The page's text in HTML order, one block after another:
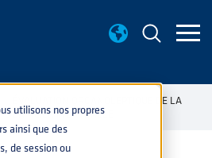
utilisons nos propres
ainsi que des
de session ou
ÉVALUATION ORGANOLEPTIQUE DE LA
EN ACIER INOXYDABLE